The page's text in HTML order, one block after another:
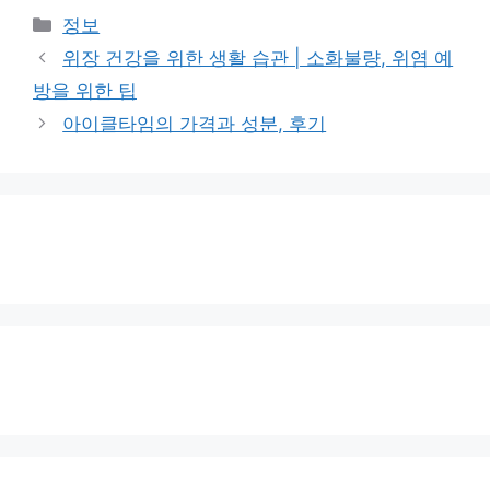
카
테
리
정보
위장 건강을 위한 생활 습관 | 소화불량, 위염 예
방을 위한 팁
아이클타임의 가격과 성분, 후기